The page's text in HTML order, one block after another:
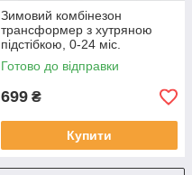
Зимовий комбінезон
трансформер з хутряною
підстібкою, 0-24 міс.
Готово до відправки
699 ₴
Купити